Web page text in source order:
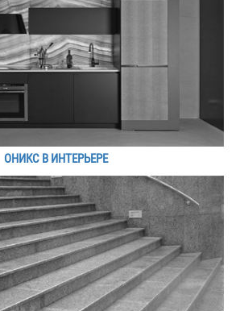
ОНИКС В ИНТЕРЬЕРЕ